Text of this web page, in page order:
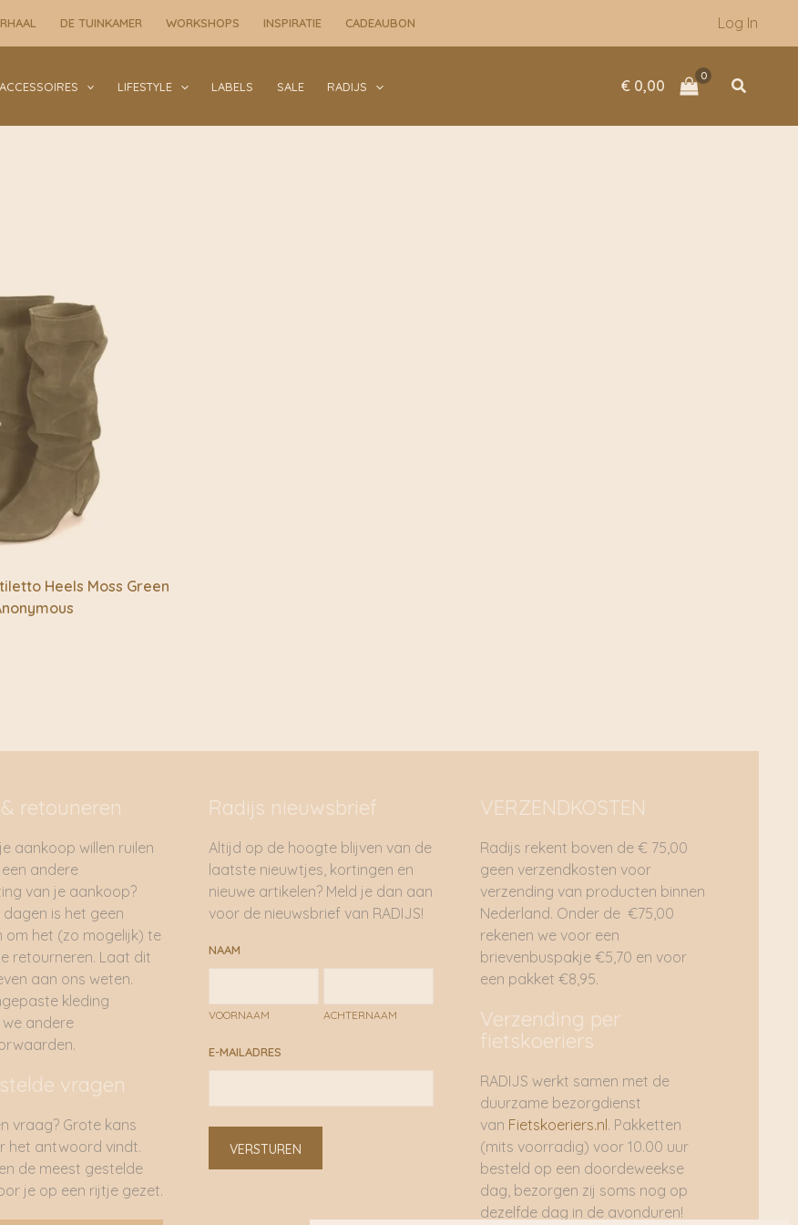
DE TUINKAMER WORKSHOPS INSPIRATIE CADEAUBON Log In
ACCESSOIRES LIFESTYLE LABELS SALE RADIJS € 0,00 Zoeken
Heels Moss Green
retouneren
aankoop willen ruilen
andere
van je aankoop?
dagen is het geen
om het (zo mogelijk) te
retourneren. Laat dit
aan ons weten.
kleding
andere
vragen
vraag? Grote kans
het antwoord vindt.
de meest gestelde
je op een rijtje gezet.
Radijs nieuwsbrief
Altijd op de hoogte blijven van de
laatste nieuwtjes, kortingen en
nieuwe artikelen? Meld je dan aan
voor de nieuwsbrief van RADIJS!
NAAM
VOORNAAM ACHTERNAAM
E-MAILADRES
VERSTUREN
VERZENDKOSTEN
Radijs rekent boven de € 75,00
geen verzendkosten voor
verzending van producten binnen
Nederland. Onder de €75,00
rekenen we voor een
brievenbuspakje €5,70 en voor
een pakket €8,95.
Verzending per
fietskoeriers
RADIJS werkt samen met de
duurzame bezorgdienst
van Fietskoeriers.nl . Pakketten
(mits voorradig) voor 10.00 uur
besteld op een doordeweekse
dag, bezorgen zij soms nog op
dezelfde dag in de avonduren!